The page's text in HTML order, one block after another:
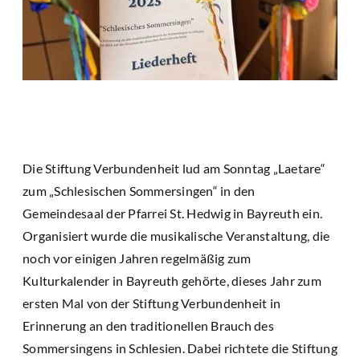
Die Stiftung Verbundenheit lud am Sonntag „Laetare“
zum „Schlesischen Sommersingen“ in den
Gemeindesaal der Pfarrei St. Hedwig in Bayreuth ein.
Organisiert wurde die musikalische Veranstaltung, die
noch vor einigen Jahren regelmäßig zum
Kulturkalender in Bayreuth gehörte, dieses Jahr zum
ersten Mal von der Stiftung Verbundenheit in
Erinnerung an den traditionellen Brauch des
Sommersingens in Schlesien. Dabei richtete die Stiftung